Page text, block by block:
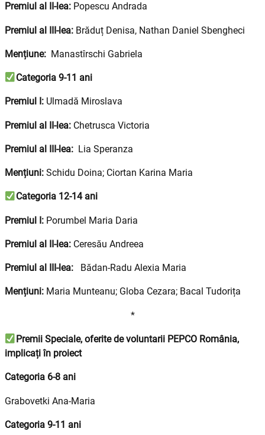
Premiul al II-lea: Popescu Andrada
Premiul al III-lea: Brăduț Denisa, Nathan Daniel Sbengheci
Mențiune: Manastîrschi Gabriela
Categoria 9-11 ani
Premiul I: Ulmadă Miroslava
Premiul al II-lea: Chetrusca Victoria
Premiul al III-lea: Lia Speranza
Mențiuni: Schidu Doina; Ciortan Karina Maria
Categoria 12-14 ani
Premiul I: Porumbel Maria Daria
Premiul al II-lea: Ceresău Andreea
Premiul al III-lea: Bădan-Radu Alexia Maria
Mențiuni: Maria Munteanu; Globa Cezara; Bacal Tudorița
*
Premii Speciale, oferite de voluntarii PEPCO România,
implicați în proiect
Categoria 6-8 ani
Grabovetki Ana-Maria
Categoria 9-11 ani